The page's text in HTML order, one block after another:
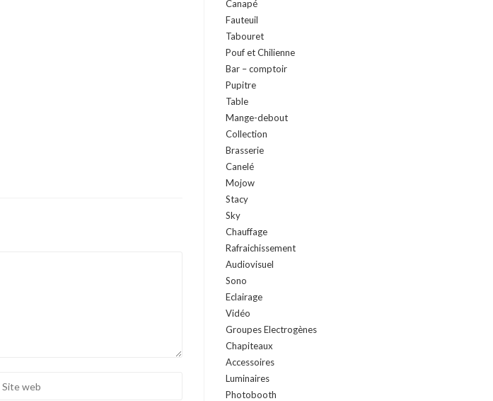
Canapé
Fauteuil
Tabouret
Pouf et Chilienne
Bar – comptoir
Pupitre
Table
Mange-debout
Collection
Brasserie
Canelé
Mojow
Stacy
Sky
Chauffage
Rafraichissement
Audiovisuel
Sono
Eclairage
Vidéo
Groupes Electrogènes
Chapiteaux
Accessoires
Luminaires
Photobooth